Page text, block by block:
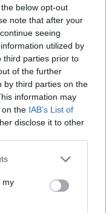
below opt-out
note that after your
seeing
utilized by
third parties prior to
of the further
by third parties on the
information may
on the IAB’s List of
disclose it to other
or more Google
You may click to
third-party tags to
in below Google
my
απειλούσε
βίντεο - Ο
σύλληψη του
καταγγελία από